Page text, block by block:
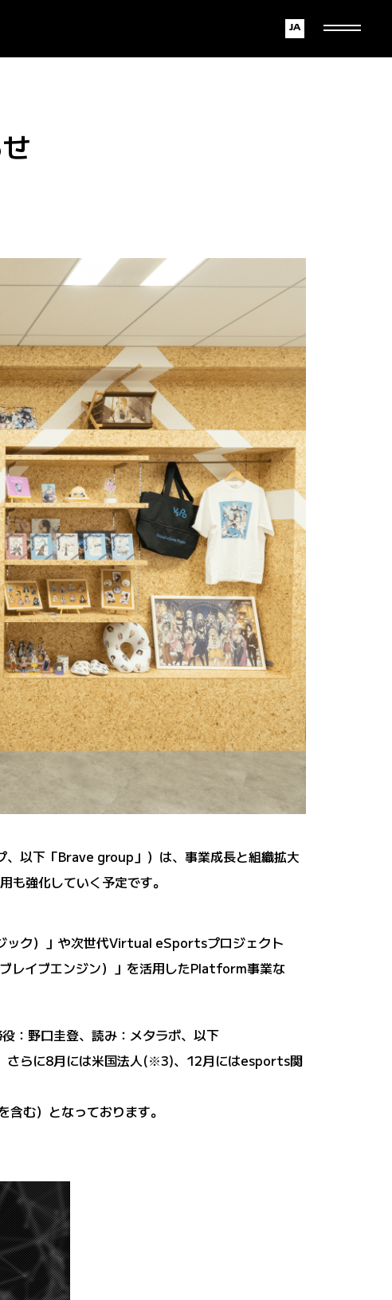
English
Japanese
以下「Brave group」）は、事業成長と組織拡大
強化していく予定です。
ック）」や次世代Virtual eSportsプロジェクト
レイブエンジン）」を活用したPlatform事業な
：野口圭登、読み：メタラボ、以下
さらに8月には米国法人(※3)、12月にはesports関
む）となっております。